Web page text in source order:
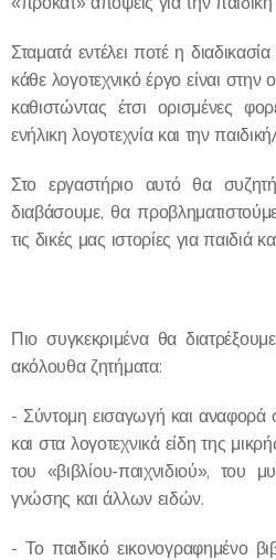
Σταματά εντέλει ποτέ η
κάθε λογοτεχνικό έργο είναι στην
καθιστώντας έτσι ορισμένες
ενήλικη λογοτεχνία και την
Στο εργαστήριο αυτό θα
διαβάσουμε, θα
τις δικές μας ιστορίες για παιδιά
Πιο συγκεκριμένα θα
ακόλουθα ζητήματα:
- Σύντομη εισαγωγή και αναφορά
και στα λογοτεχνικά είδη της
του «βιβλίου-παιχνιδιού», του
γνώσης και άλλων ειδών.
- Το παιδικό εικονογραφημένο